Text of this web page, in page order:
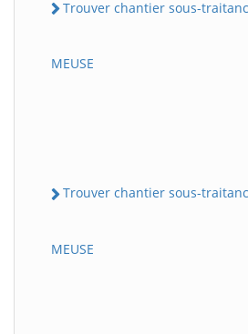
Trouver chantier sous-
MEUSE
Trouver chantier sous-
MEUSE